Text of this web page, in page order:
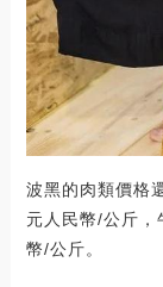
波黑的肉類價格
元人民幣/公斤
幣/公斤。